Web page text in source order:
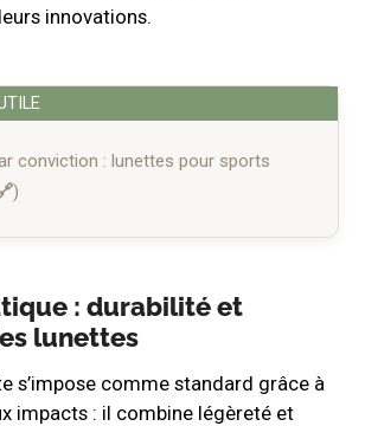
innovations.
conviction : lunettes pour sports
: durabilité et
lunettes
s’impose comme standard grâce à
impacts : il combine légèreté et